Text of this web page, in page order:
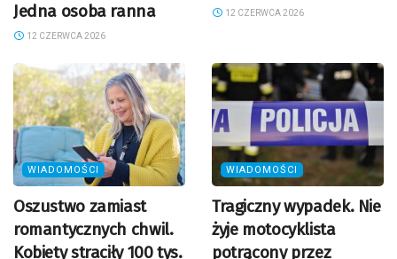
Jedna osoba ranna
12 CZERWCA 2026
12 CZERWCA 2026
WIADOMOŚCI
Oszustwo zamiast
romantycznych chwil.
Kobiety straciły 100 tys.
WIADOMOŚCI
Tragiczny wypadek. Nie
żyje motocyklista
potrącony przez